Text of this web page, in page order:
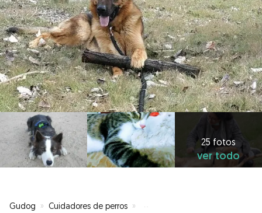
25 fotos
ver todo
Gudog » Cuidadores de perros » Cuidadores de perros en Luanco